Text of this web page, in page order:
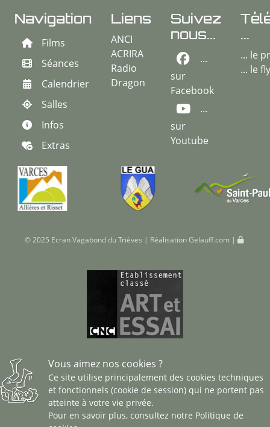
Navigation
Films
Séances
Calendrier
Salles
Infos
Extras
Liens
ANCI
ACRIRA
Radio
Dragon
Suivez
nous...
...
sur
Facebook
...
sur
Youtube
...
... le
... le
© 2025 Ecran Vagabond du Trièves | Réalisation Gelauff.com
Vous aimez nos cookies ?
Ce site utilise principalement des cookies techniques
et fonctionnels (cookie de session) qui ne portent pas
atteinte à votre vie privée.
Pour en savoir plus, consultez notre Politique de